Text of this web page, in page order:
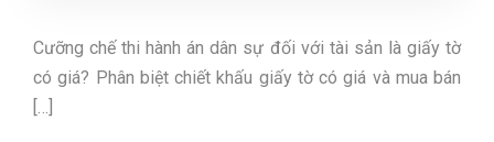
Cưỡng chế thi hành án dân sự đối với tài sản là giấy tờ
có giá? Phân biệt chiết khấu giấy tờ có giá và mua bán
[…]